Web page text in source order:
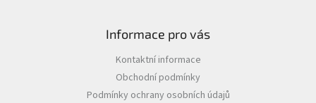
Informace pro vás
Kontaktní informace
Obchodní podmínky
Podmínky ochrany osobních údajů